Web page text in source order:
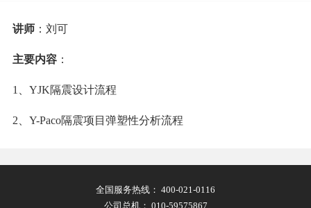
讲师：刘可
主要内容：
1、YJK隔震设计流程
2、Y-Paco隔震项目弹塑性分析流程
全国服务热线： 400-021-0116
公司总机： 010-59575867